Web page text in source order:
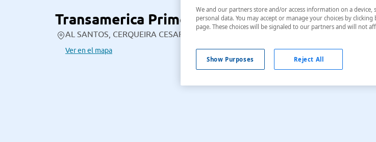
Transamerica Prime International Plaza
AL SANTOS, CERQUEIRA CESAR,981 , Sao Paulo, São Paulo, Brasil
Ver en el mapa
We and our partners store and/or access information on a device,
personal data. You may accept or manage your choices by
page. These choices will be signaled to our partners and will not
Show Purposes Reject All